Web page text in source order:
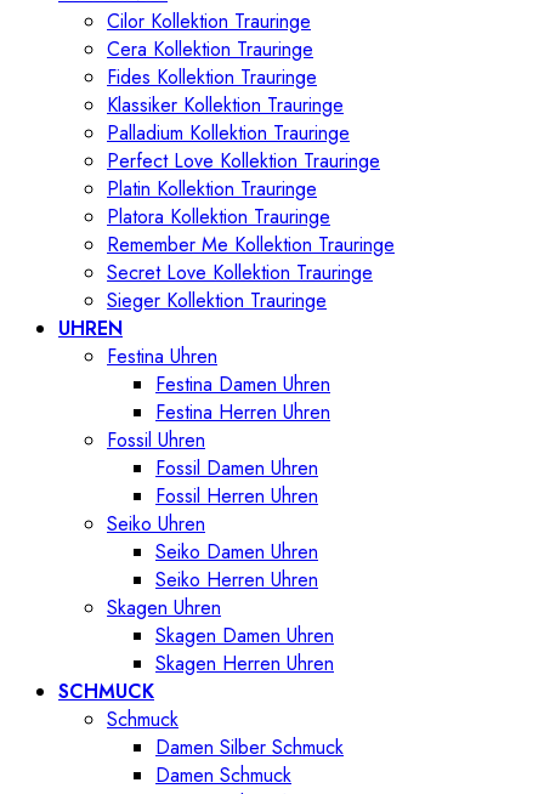
Cilor Kollektion Trauringe
Cera Kollektion Trauringe
Fides Kollektion Trauringe
Klassiker Kollektion Trauringe
Palladium Kollektion Trauringe
Perfect Love Kollektion Trauringe
Platin Kollektion Trauringe
Platora Kollektion Trauringe
Remember Me Kollektion Trauringe
Secret Love Kollektion Trauringe
Sieger Kollektion Trauringe
UHREN
Festina Uhren
Festina Damen Uhren
Festina Herren Uhren
Fossil Uhren
Fossil Damen Uhren
Fossil Herren Uhren
Seiko Uhren
Seiko Damen Uhren
Seiko Herren Uhren
Skagen Uhren
Skagen Damen Uhren
Skagen Herren Uhren
SCHMUCK
Schmuck
Damen Silber Schmuck
Damen Schmuck